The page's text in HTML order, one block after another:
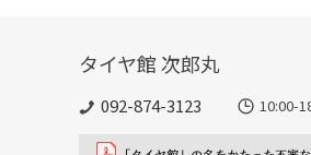
タイヤ館 次郎丸
092-874-3123 10:00-